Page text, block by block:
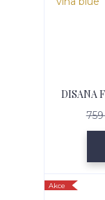
DISANA
Akce